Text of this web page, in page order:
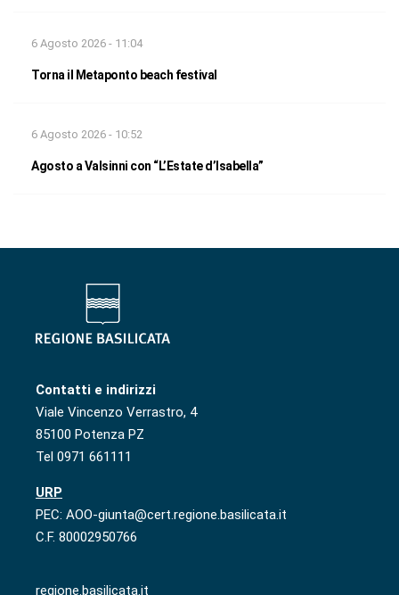
6 Agosto 2026 - 11:04
Torna il Metaponto beach festival
6 Agosto 2026 - 10:52
Agosto a Valsinni con “L’Estate d’Isabella”
Contatti e indirizzi
Viale Vincenzo Verrastro, 4
85100 Potenza PZ
Tel 0971 661111
URP
PEC: AOO-giunta@cert.regione.basilicata.it
C.F. 80002950766
regione.basilicata.it